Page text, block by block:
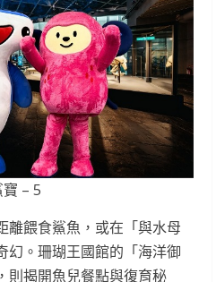
寶 – 5
離餵食鯊魚，或在「與水母
幻。珊瑚王國館的「海洋御
則揭開魚兒餐點與復育秘